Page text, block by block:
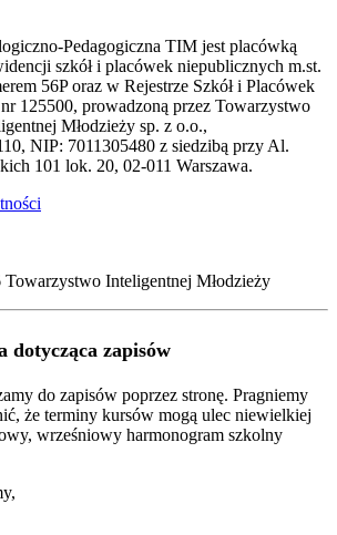
Pedagogiczna TIM jest placówką
szkół i placówek niepublicznych m.st.
56P oraz w Rejestrze Szkół i Placówek
125500, prowadzoną przez Towarzystwo
Młodzieży sp. z o.o.,
NIP: 7011305480 z siedzibą przy Al.
101 lok. 20, 02-011 Warszawa.
Inteligentnej Młodzieży
dotycząca zapisów
do zapisów poprzez stronę. Pragniemy
że terminy kursów mogą ulec niewielkiej
wrześniowy harmonogram szkolny